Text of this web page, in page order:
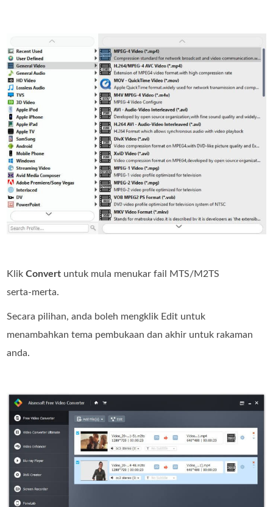
KlikConvert untuk mula menukar fail MTS/M2TS
serta‑merta.
Secara pilihan, anda boleh mengklik Edit untuk
menambahkan tema pembukaan dan akhir untuk rakaman
anda.